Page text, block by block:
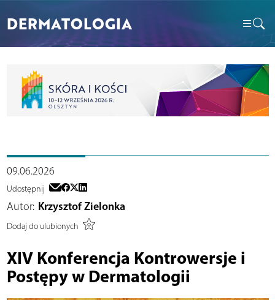
DERMATOLOGIA
09.06.2026
Udostępnij
Autor: Krzysztof Zielonka
Dodaj do ulubionych
XIV Konferencja Kontrowersje i
Postępy w Dermatologii